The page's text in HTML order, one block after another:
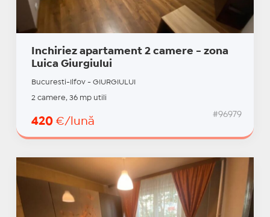
Inchiriez apartament 2 camere - zona
Luica Giurgiului
Bucuresti-Ilfov - GIURGIULUI
2 camere, 36 mp utili
420 €/lună
#96979